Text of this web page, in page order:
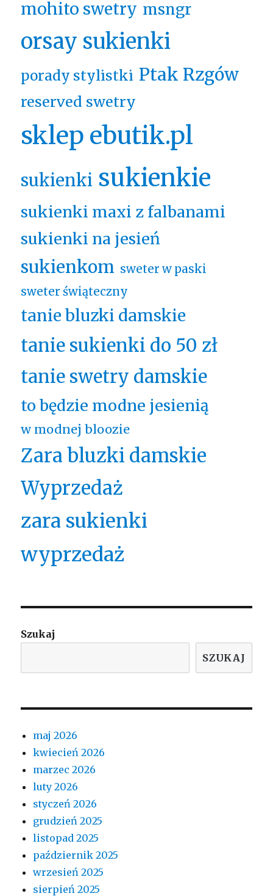
mohito swetry msngr
orsay sukienki
porady stylistki Ptak Rzgów
reserved swetry
sklep ebutik.pl
sukienki sukienkie
sukienki maxi z falbanami
sukienki na jesień
sukienkom sweter w paski
sweter świąteczny
tanie bluzki damskie
tanie sukienki do 50 zł
tanie swetry damskie
to będzie modne jesienią
w modnej bloozie
Zara bluzki damskie
Wyprzedaż
zara sukienki
wyprzedaż
Szukaj
SZUKAJ
maj 2026
kwiecień 2026
marzec 2026
luty 2026
styczeń 2026
grudzień 2025
listopad 2025
październik 2025
wrzesień 2025
sierpień 2025